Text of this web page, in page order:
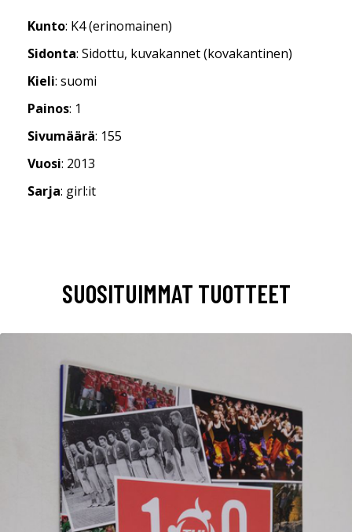
Kunto: K4 (erinomainen)
Sidonta: Sidottu, kuvakannet (kovakantinen)
Kieli: suomi
Painos: 1
Sivumäärä: 155
Vuosi: 2013
Sarja: girl:it
SUOSITUIMMAT TUOTTEET